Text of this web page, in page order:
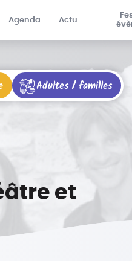
Agenda Actu
Adultes / familles
et